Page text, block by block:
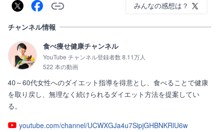
みんなの感想は？
チャンネル情報
食べ痩せ健康チャンネル
YouTube チャンネル登録者数 8.11万人
522 本の動画
40～60代女性へのダイエット指導を得意とし、食べることで健康
を取り戻し、無理なく続けられるダイエット方法を提案してい
る。
youtube.com/channel/UCWXGJa4u7SipjGHBNKRlU6w